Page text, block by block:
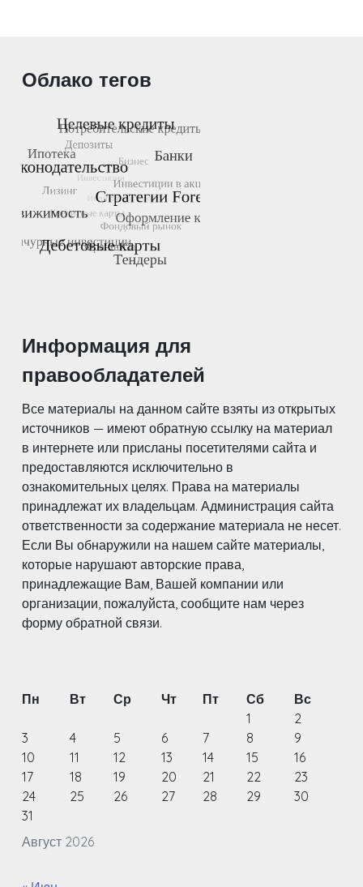
Облако тегов
Информация для
правообладателей
Все материалы на данном сайте взяты из открытых
источников — имеют обратную ссылку на материал
в интернете или присланы посетителями сайта и
предоставляются исключительно в
ознакомительных целях. Права на материалы
принадлежат их владельцам. Администрация сайта
ответственности за содержание материала не несет.
Если Вы обнаружили на нашем сайте материалы,
которые нарушают авторские права,
принадлежащие Вам, Вашей компании или
организации, пожалуйста, сообщите нам через
форму обратной связи.
Август 2026
Пн Вт Ср Чт Пт Сб
Вс
1
2
3
4 5 6 7 8
9
10
11 12 13 14 15
16
17
18 19 20 21 22
23
24
25 26 27 28 29
30
31